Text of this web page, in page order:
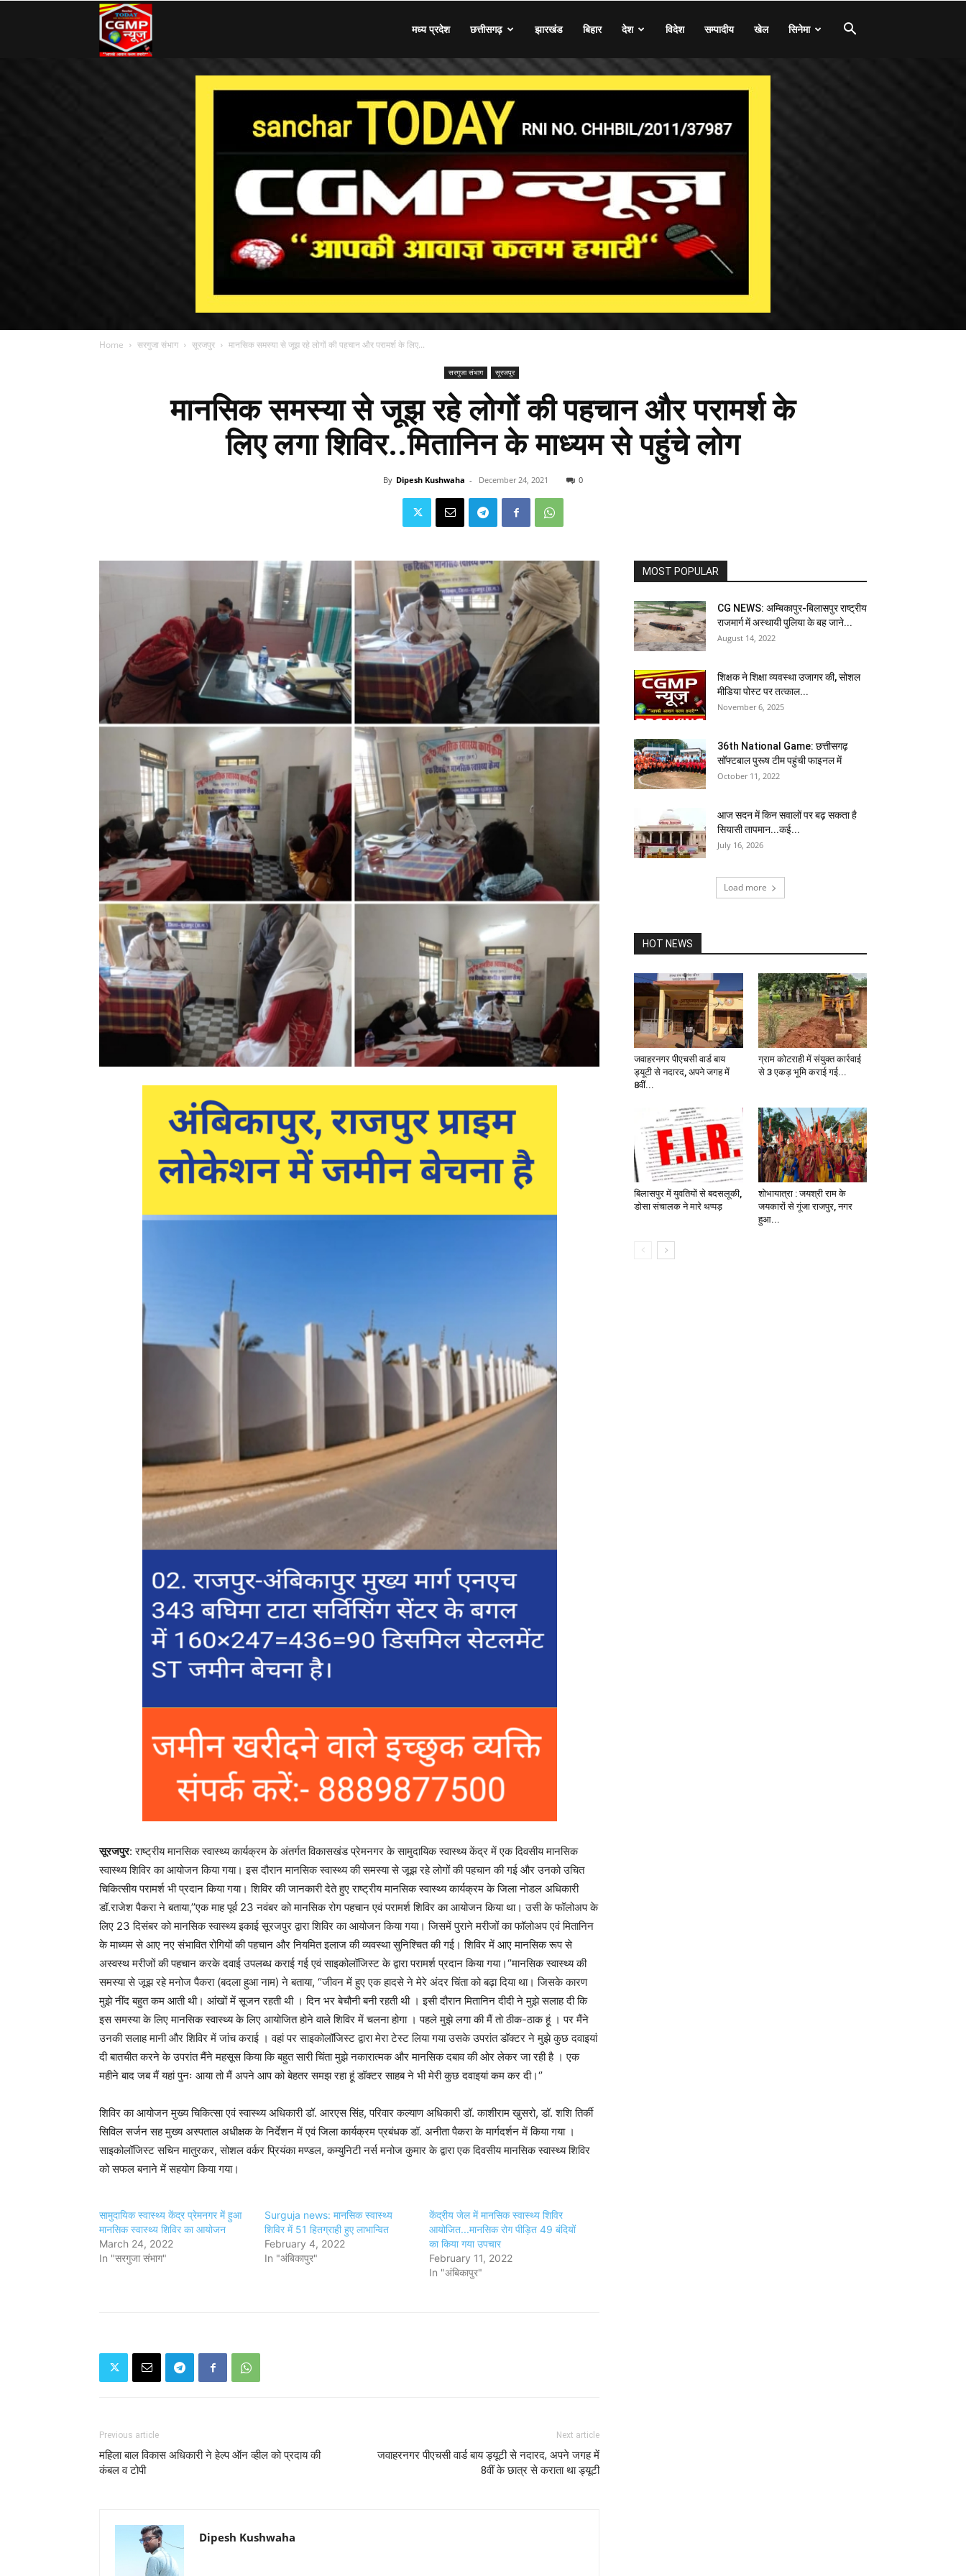
मध्य प्रदेश छत्तीसगढ़ झारखंड बिहार देश विदेश सम्पादीय खेल सिनेमा
Home सरगुजा संभाग सूरजपुर मानसिक समस्या से जूझ रहे लोगों की पहचान और परामर्श के लिए...
सरगुजा संभाग सूरजपुर
मानसिक समस्या से जूझ रहे लोगों की पहचान और परामर्श के
लिए लगा शिविर..मितानिन के माध्यम से पहुंचे लोग
By Dipesh Kushwaha - December 24, 2021 0
सूरजपुर: राष्ट्रीय मानसिक स्वास्थ्य कार्यक्रम के अंतर्गत विकासखंड प्रेमनगर के सामुदायिक स्वास्थ्य केंद्र में एक दिवसीय मानसिक
स्वास्थ्य शिविर का आयोजन किया गया। इस दौरान मानसिक स्वास्थ्य की समस्या से जूझ रहे लोगों की पहचान की गई और उनको उचित
चिकित्सीय परामर्श भी प्रदान किया गया। शिविर की जानकारी देते हुए राष्ट्रीय मानसिक स्वास्थ्य कार्यक्रम के जिला नोडल अधिकारी
डॉ.राजेश पैकरा ने बताया,’’एक माह पूर्व 23 नवंबर को मानसिक रोग पहचान एवं परामर्श शिविर का आयोजन किया था। उसी के फॉलोअप के
लिए 23 दिसंबर को मानसिक स्वास्थ्य इकाई सूरजपुर द्वारा शिविर का आयोजन किया गया। जिसमें पुराने मरीजों का फॉलोअप एवं मितानिन
के माध्यम से आए नए संभावित रोगियों की पहचान और नियमित इलाज की व्यवस्था सुनिश्चित की गई। शिविर में आए मानसिक रूप से
अस्वस्थ मरीजों की पहचान करके दवाई उपलब्ध कराई गई एवं साइकोलॉजिस्ट के द्वारा परामर्श प्रदान किया गया।‘’मानसिक स्वास्थ्य की
समस्या से जूझ रहे मनोज पैकरा (बदला हुआ नाम) ने बताया, ‘’जीवन में हुए एक हादसे ने मेरे अंदर चिंता को बढ़ा दिया था। जिसके कारण
मुझे नींद बहुत कम आती थी। आंखों में सूजन रहती थी । दिन भर बेचौनी बनी रहती थी । इसी दौरान मितानिन दीदी ने मुझे सलाह दी कि
इस समस्या के लिए मानसिक स्वास्थ्य के लिए आयोजित होने वाले शिविर में चलना होगा । पहले मुझे लगा की मैं तो ठीक-ठाक हूं । पर मैंने
उनकी सलाह मानी और शिविर में जांच कराई । वहां पर साइकोलॉजिस्ट द्वारा मेरा टेस्ट लिया गया उसके उपरांत डॉक्टर ने मुझे कुछ दवाइयां
दी बातचीत करने के उपरांत मैंने महसूस किया कि बहुत सारी चिंता मुझे नकारात्मक और मानसिक दबाव की ओर लेकर जा रही है । एक
महीने बाद जब मैं यहां पुनः आया तो मैं अपने आप को बेहतर समझ रहा हूं डॉक्टर साहब ने भी मेरी कुछ दवाइयां कम कर दी।‘’
शिविर का आयोजन मुख्य चिकित्सा एवं स्वास्थ्य अधिकारी डॉ. आरएस सिंह, परिवार कल्याण अधिकारी डॉ. काशीराम खुसरो, डॉ. शशि तिर्की
सिविल सर्जन सह मुख्य अस्पताल अधीक्षक के निर्देशन में एवं जिला कार्यक्रम प्रबंधक डॉ. अनीता पैकरा के मार्गदर्शन में किया गया ।
साइकोलॉजिस्ट सचिन मातुरकर, सोशल वर्कर प्रियंका मण्डल, कम्युनिटी नर्स मनोज कुमार के द्वारा एक दिवसीय मानसिक स्वास्थ्य शिविर
को सफल बनाने में सहयोग किया गया।
सामुदायिक स्वास्थ्य केंद्र प्रेमनगर में हुआ
मानसिक स्वास्थ्य शिविर का आयोजन
March 24, 2022
In "सरगुजा संभाग"
Surguja news: मानसिक स्वास्थ्य
शिविर में 51 हितग्राही हुए लाभान्वित
February 4, 2022
In "अंबिकापुर"
केंद्रीय जेल में मानसिक स्वास्थ्य शिविर
आयोजित...मानसिक रोग पीड़ित 49 बंदियों
का किया गया उपचार
February 11, 2022
In "अंबिकापुर"
Previous article
महिला बाल विकास अधिकारी ने हेल्प ऑन व्हील को प्रदाय की
कंबल व टोपी
Next article
जवाहरनगर पीएचसी वार्ड बाय ड्यूटी से नदारद, अपने जगह में
8वीं के छात्र से कराता था ड्यूटी
Dipesh Kushwaha
MOST POPULAR
CG NEWS: अम्बिकापुर-बिलासपुर राष्ट्रीय
राजमार्ग में अस्थायी पुलिया के बह जाने...
August 14, 2022
शिक्षक ने शिक्षा व्यवस्था उजागर की, सोशल
मीडिया पोस्ट पर तत्काल...
November 6, 2025
36th National Game: छत्तीसगढ़
सॉफ्टबाल पुरूष टीम पहुंची फाइनल में
October 11, 2022
आज सदन में किन सवालों पर बढ़ सकता है
सियासी तापमान...कई...
July 16, 2026
Load more
HOT NEWS
जवाहरनगर पीएचसी वार्ड बाय
ड्यूटी से नदारद, अपने जगह में
8वीं...
ग्राम कोटराही में संयुक्त कार्रवाई
से 3 एकड़ भूमि कराई गई...
बिलासपुर में युवतियों से बदसलूकी,
डोसा संचालक ने मारे थप्पड़
शोभायात्रा : जयश्री राम के
जयकारों से गूंजा राजपुर, नगर
हुआ...